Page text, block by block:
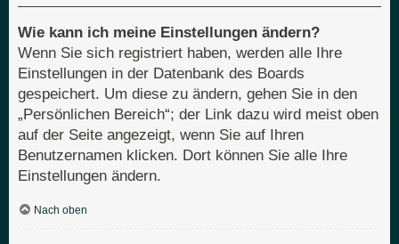
Wie kann ich meine Einstellungen ändern?
Wenn Sie sich registriert haben, werden alle Ihre
Einstellungen in der Datenbank des Boards
gespeichert. Um diese zu ändern, gehen Sie in den
„Persönlichen Bereich“; der Link dazu wird meist oben
auf der Seite angezeigt, wenn Sie auf Ihren
Benutzernamen klicken. Dort können Sie alle Ihre
Einstellungen ändern.
Nach oben